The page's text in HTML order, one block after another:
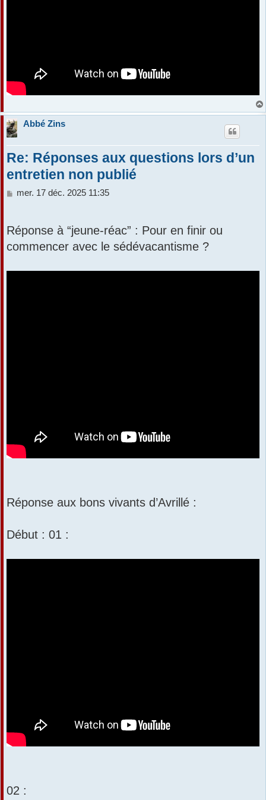
Abbé Zins
Re: Réponses aux questions lors d’un
entretien non publié
M
s
a
g
mer. 17 déc. 2025 11:35
Réponse à “jeune-réac” : Pour en finir ou
commencer avec le sédévacantisme ?
Réponse aux bons vivants d’Avrillé :
Début : 01 :
02 :